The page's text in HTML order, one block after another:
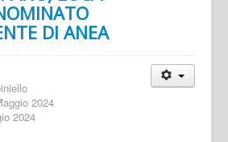
DI ANEA
2024
2024